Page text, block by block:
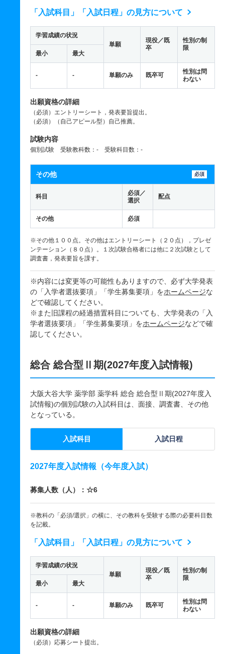
「入試科目」「入試日程」の見方について
学習成績の状況
単願
現役／既
卒
性別の制
限
最小 最大
- - 単願のみ 既卒可
性別は問
わない
出願資格の詳細
（必須）エントリーシート，発表要旨提出。
（必須）（自己アピール型）自己推薦。
試験内容
個別試験 受験教科数：- 受験科目数：-
その他 必須
科目
必須／
選択
配点
その他 必須
※その他１００点。その他はエントリーシート（２０点），プレゼ
ンテーション（８０点）。１次試験合格者には他に２次試験として
調査書，発表要旨を課す。
※内容には変更等の可能性もありますので、必ず大学発表
の「入学者選抜要項」「学生募集要項」をホームページな
どで確認してください。
※また旧課程の経過措置科目についても、大学発表の「入
学者選抜要項」「学生募集要項」をホームページなどで確
認してください。
総合 総合型Ⅱ期(2027年度入試情報)
大阪大谷大学 薬学部 薬学科 総合 総合型Ⅱ期(2027年度入
試情報)の個別試験の入試科目は、面接、調査書、その他
となっている。
入試科目 入試日程
2027年度入試情報（今年度入試）
募集人数（人）：☆6
※教科の「必須/選択」の横に、その教科を受験する際の必要科目数
を記載。
「入試科目」「入試日程」の見方について
学習成績の状況
単願
現役／既
卒
性別の制
限
最小 最大
- - 単願のみ 既卒可
性別は問
わない
出願資格の詳細
（必須）応募シート提出。